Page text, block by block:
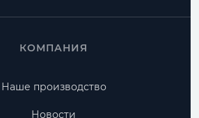
КОМПАНИЯ
Наше производство
Новости